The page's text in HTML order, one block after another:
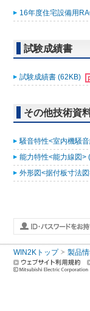
16年度住宅設備用
試験成績書
試験成績書 (62KB)
その他技術資
騒音特性<室内機騒
能力特性<能力線図>
外形図<据付板寸法
WIN2Kトップ 製品